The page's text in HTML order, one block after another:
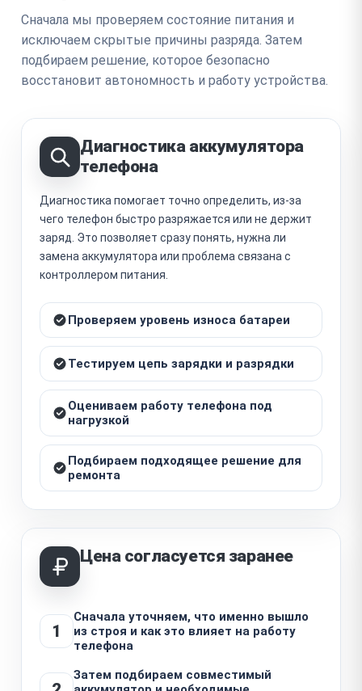
Сначала мы проверяем состояние питания и
исключаем скрытые причины разряда. Затем
подбираем решение, которое безопасно
восстановит автономность и работу устройства.
Диагностика аккумулятора
телефона
Диагностика помогает точно определить, из-за
чего телефон быстро разряжается или не держит
заряд. Это позволяет сразу понять, нужна ли
замена аккумулятора или проблема связана с
контроллером питания.
Проверяем уровень износа батареи
Тестируем цепь зарядки и разрядки
Оцениваем работу телефона под
нагрузкой
Подбираем подходящее решение для
ремонта
Цена согласуется заранее
1
Сначала уточняем, что именно вышло
из строя и как это влияет на работу
телефона
Затем подбираем совместимый